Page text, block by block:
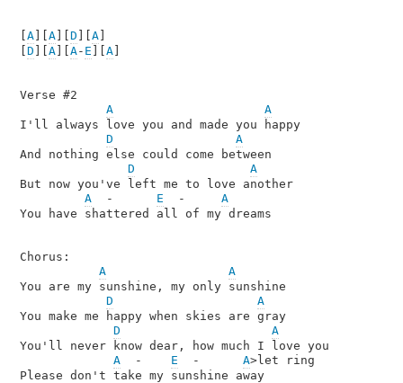
A][ A][ D A]
D A][ A- E A]
Verse #2
A
A
I'll always love you and made you happy
D
A
And nothing else could come between
D
A
But now you've left me to love another
A
  -
E
  -
A
You have shattered all of my dreams
Chorus:
A
A
You are my sunshine, my only sunshine
D
A
You make me happy when skies are gray
D
A
You'll never know dear, how much I love you
A
  -
E
  -
A>let ring
Please don't take my sunshine away